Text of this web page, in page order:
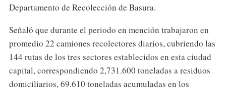
Departamento de Recolección de Basura.
Señaló que durante el periodo en mención trabajaron en
promedio 22 camiones recolectores diarios, cubriendo las
144 rutas de los tres sectores establecidos en esta ciudad
capital, correspondiendo 2,731.600 toneladas a residuos
domiciliarios, 69.610 toneladas acumuladas en los